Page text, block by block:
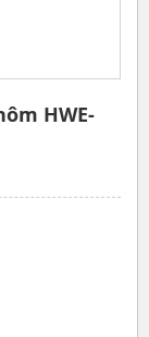
HWE-